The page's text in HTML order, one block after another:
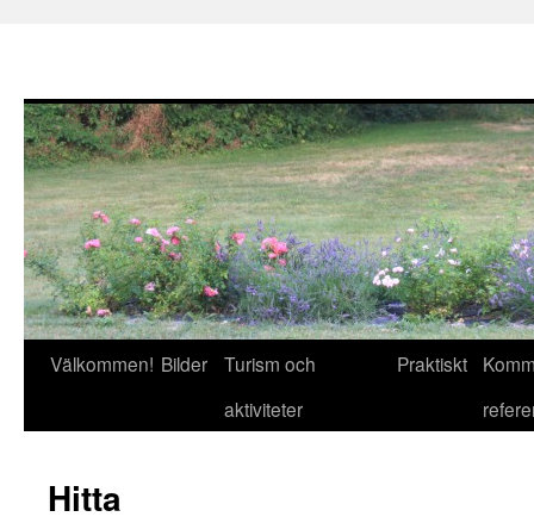
GåVälkommen! Bilder
Turism och
aktiviteter
Praktiskt
Hitta